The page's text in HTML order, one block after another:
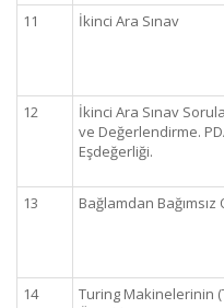
11 İkinci Ara Sınav
12
İkinci Ara Sınav
ve Değerlendirme.
Eşdeğerliği.
13 Bağlamdan
14
Turing Makinelerinin